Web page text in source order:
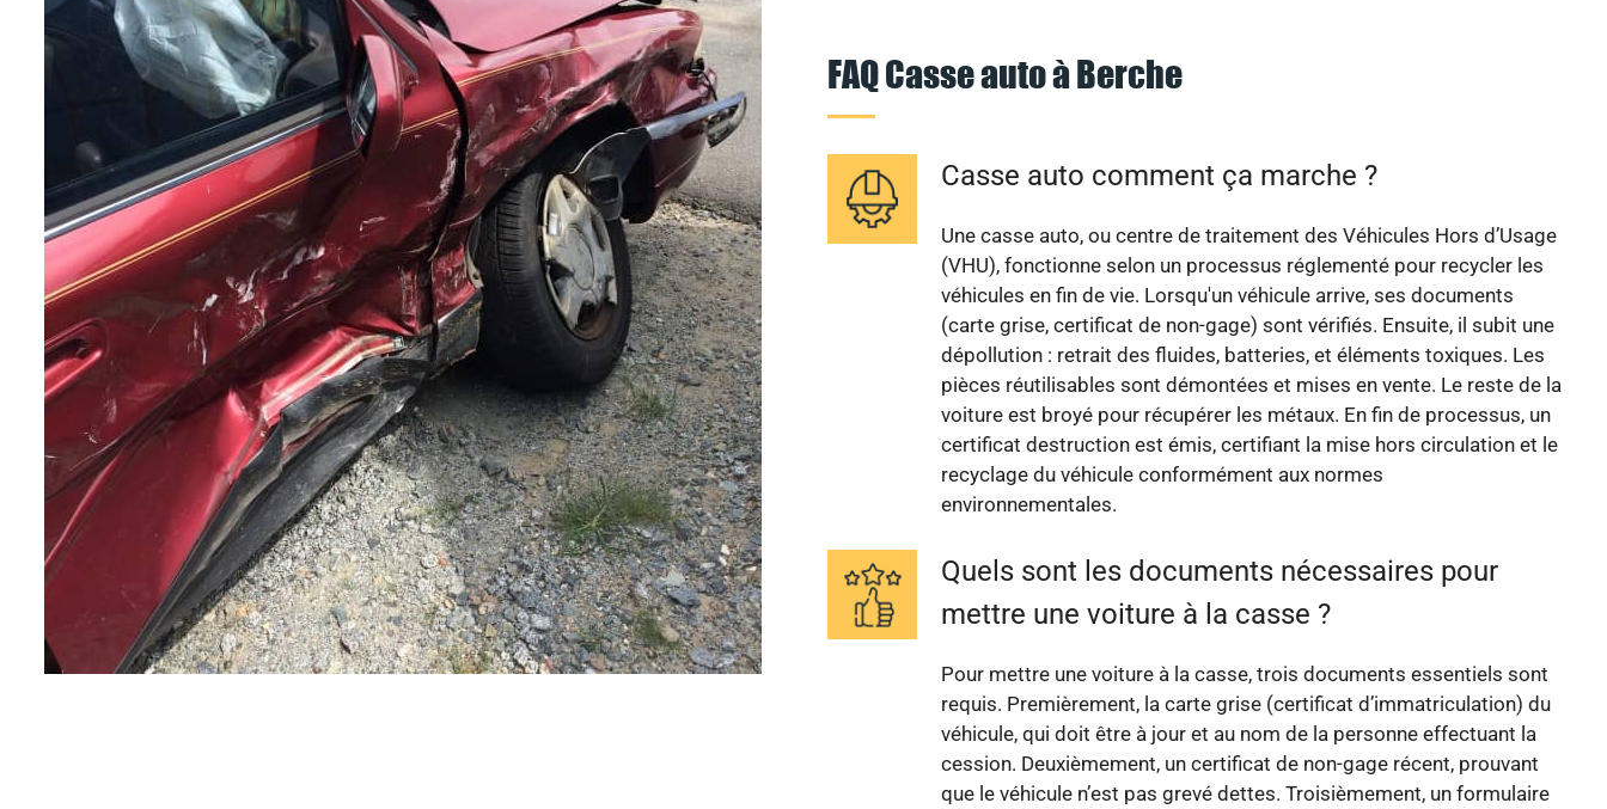
FAQ Casse auto à Berche
Casse auto comment ça marche ?
Une casse auto, ou centre de traitement des Véhicules Hors d’Usage
(VHU), fonctionne selon un processus réglementé pour recycler les
véhicules en fin de vie. Lorsqu'un véhicule arrive, ses documents
(carte grise, certificat de non-gage) sont vérifiés. Ensuite, il subit une
dépollution : retrait des fluides, batteries, et éléments toxiques. Les
pièces réutilisables sont démontées et mises en vente. Le reste de la
voiture est broyé pour récupérer les métaux. En fin de processus, un
certificat destruction est émis, certifiant la mise hors circulation et le
recyclage du véhicule conformément aux normes
environnementales.
Quels sont les documents nécessaires pour
mettre une voiture à la casse ?
Pour mettre une voiture à la casse, trois documents essentiels sont
requis. Premièrement, la carte grise (certificat d’immatriculation) du
véhicule, qui doit être à jour et au nom de la personne effectuant la
cession. Deuxièmement, un certificat de non-gage récent, prouvant
que le véhicule n’est pas grevé dettes. Troisièmement, un formulaire